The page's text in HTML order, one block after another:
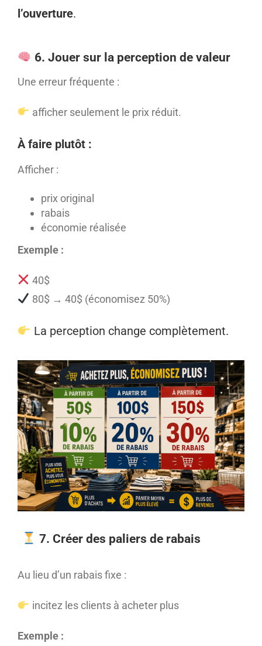
l’ouverture.
6. Jouer sur la perception de valeur
Une erreur fréquente :
afficher seulement le prix réduit.
À faire plutôt :
Afficher :
prix original
rabais
économie réalisée
Exemple :
40$
80$ → 40$ (économisez 50%)
La perception change complètement.
7. Créer des paliers de rabais
Au lieu d’un rabais fixe :
incitez les clients à acheter plus
Exemple :